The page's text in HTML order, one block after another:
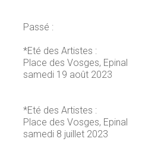
Passé :
*Eté des Artistes :
Place des Vosges, Epinal
samedi 19 août 2023
*Eté des Artistes :
Place des Vosges, Epinal
samedi 8 juillet 2023